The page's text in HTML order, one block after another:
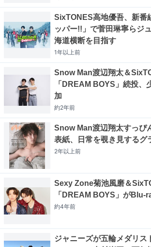
SixTONES高地優吾、新番
ッパー!!」で菅田琳寧らジ
海道横断を目指す
1年以上前
Snow Man渡辺翔太＆
「DREAM BOYS」続投、
加
約2年前
Snow Man渡辺翔太すっぴ
表紙、日常を覗き見するグ
2年以上前
Sexy Zone菊池風磨＆
「DREAM BOYS」がBlu-
約4年前
ジャニーズが五輪メダリス